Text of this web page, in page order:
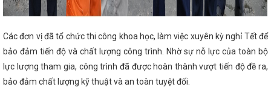
năng lượng APEC lần thứ 15
Chủ tịch Quốc hội
bầu Trưởng đoàn ĐBQH tỉnh Hà Tĩnh khóa XVI
Hà
thôn tiêu biểu năm 2023
Hà Tĩnh: Dồn lực đảm bảo
sau bão
Hà Tĩnh tham gia trưng bày, quảng bá sản
20 doanh nghiệp Hà Tĩnh được đào tạo về thương mại
Shopee
Hà Tĩnh tăng cường hỗ trợ doanh nghiệp
Các đơn vị đã tổ chức thi công khoa học, làm việc xuyên kỳ nghỉ Tết để
bảo đảm tiến độ và chất lượng công trình. Nhờ sự nỗ lực của toàn bộ
lực lượng tham gia, công trình đã được hoàn thành vượt tiến độ đề ra,
bảo đảm chất lượng kỹ thuật và an toàn tuyệt đối.